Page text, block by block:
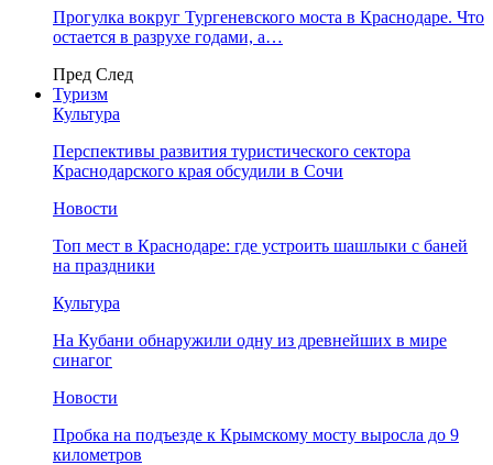
Прогулка вокруг Тургеневского моста в Краснодаре. Что
остается в разрухе годами, а…
Пред След
Туризм
Культура
Перспективы развития туристического сектора
Краснодарского края обсудили в Сочи
Новости
Топ мест в Краснодаре: где устроить шашлыки с баней
на праздники
Культура
На Кубани обнаружили одну из древнейших в мире
синагог
Новости
Пробка на подъезде к Крымскому мосту выросла до 9
километров